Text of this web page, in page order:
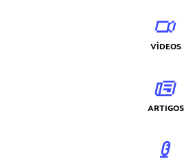
VÍDEOS
ARTIGOS